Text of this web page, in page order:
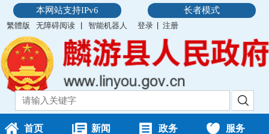
本网站支持IPv6 长者模式
繁體版 无障碍阅读 智能机器人 登录 注册
首页 新闻 政务 服务